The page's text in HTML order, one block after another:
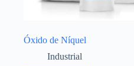
Óxido de Níquel
Industrial